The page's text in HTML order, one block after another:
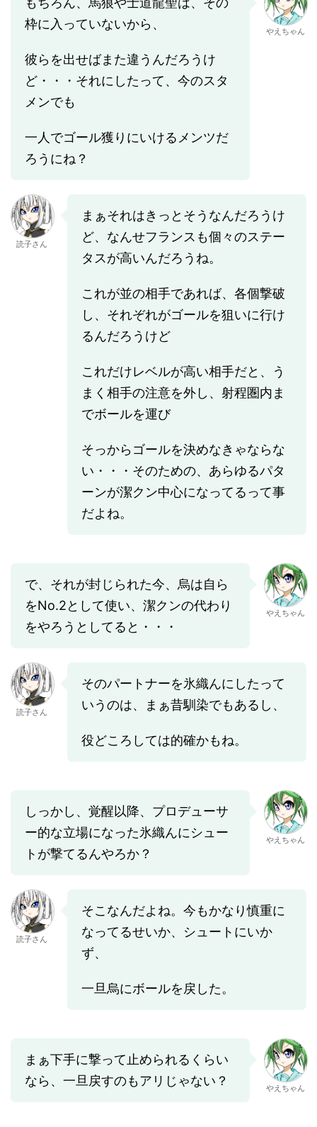
枠に入っていないから、
彼らを出せばまた違うんだろうけ
ど・・・それにしたって、今のスタ
メンでも
一人でゴール獲りにいけるメンツだ
ろうにね？
やえちゃん
読子さん
まぁそれはきっとそうなんだろうけ
ど、なんせフランスも個々のステー
タスが高いんだろうね。
これが並の相手であれば、各個撃破
し、それぞれがゴールを狙いに行け
るんだろうけど
これだけレベルが高い相手だと、う
まく相手の注意を外し、射程圏内ま
でボールを運び
そっからゴールを決めなきゃならな
い・・・そのための、あらゆるパタ
ーンが潔クン中心になってるって事
だよね。
で、それが封じられた今、烏は自ら
をNo.2として使い、潔クンの代わり
をやろうとしてると・・・
やえちゃん
読子さん
そのパートナーを氷織んにしたって
いうのは、まぁ昔馴染でもあるし、
役どころしては的確かもね。
しっかし、覚醒以降、プロデューサ
ー的な立場になった氷織んにシュー
トが撃てるんやろか？
やえちゃん
読子さん
そこなんだよね。今もかなり慎重に
なってるせいか、シュートにいか
ず、
一旦烏にボールを戻した。
まぁ下手に撃って止められるくらい
なら、一旦戻すのもアリじゃない？
やえちゃん